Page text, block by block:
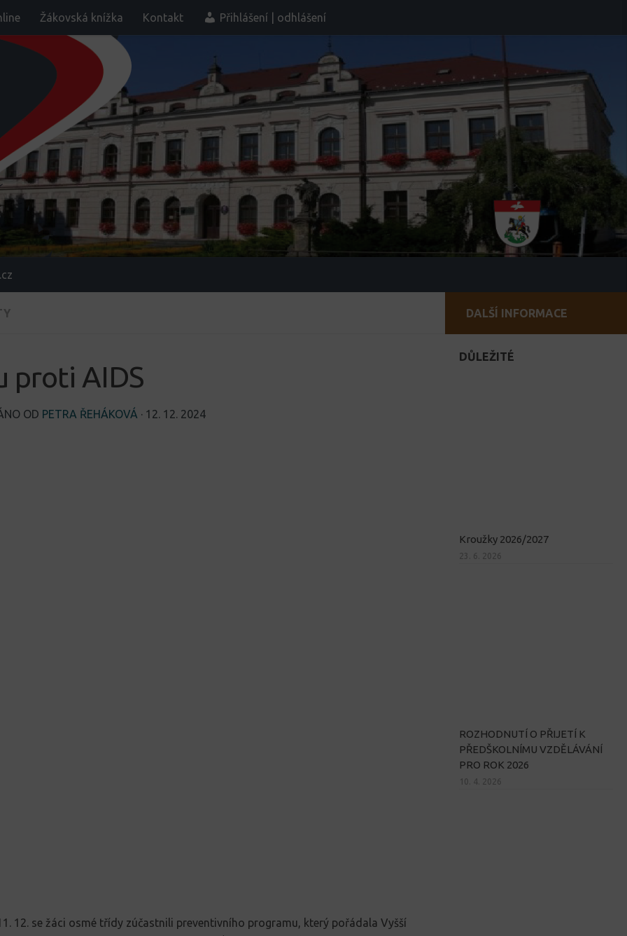
Žákovská knížka Kontakt Přihlášení | odhlášení
proti AIDS
OD PETRA ŘEHÁKOVÁ · 12. 12. 2024
12. se žáci osmé třídy zúčastnili preventivního programu, který pořádala Vyšší
DALŠÍ INFORMACE
DŮLEŽITÉ
Kroužky 2026/2027
23. 6. 2026
ROZHODNUTÍ O PŘIJETÍ K
PŘEDŠKOLNÍMU VZDĚLÁVÁNÍ
PRO ROK 2026
10. 4. 2026